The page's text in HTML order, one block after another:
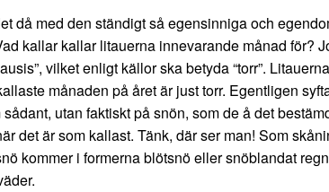
då med den ständigt så egensinniga och
kallar kallar litauerna innevarande månad för?
vilket enligt källor ska betyda “torr”.
månaden på året är just torr. Egentligen
utan faktiskt på snön, som de å det
det är som kallast. Tänk, där ser man! Som
kommer i formerna blötsnö eller snöblandat